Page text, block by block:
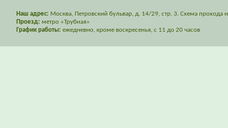
Наш адрес: Москва, Петровский бульвар, д. 14/29, стр. 3. Схема прохода
Проезд: метро «Трубная»
График работы: ежедневно, кроме воскресенья, с 11 до 20 часов